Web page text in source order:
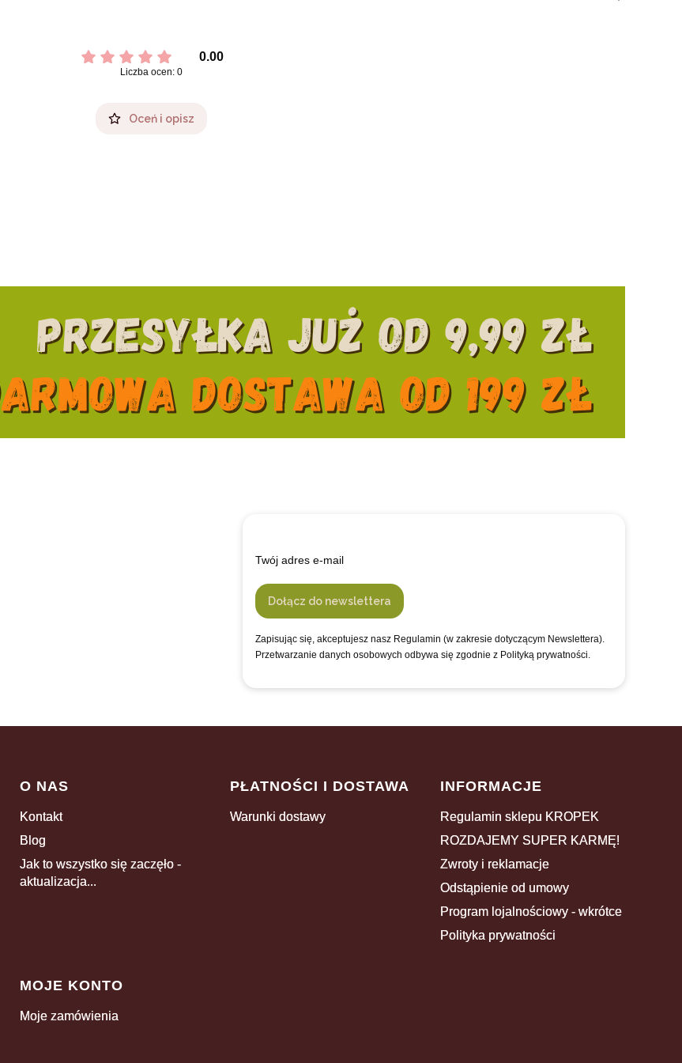
0.00
Liczba ocen: 0
Oceń i opisz
Twój adres e-mail
Dołącz do newslettera
Zapisując się, akceptujesz nasz Regulamin (w zakresie dotyczącym Newslettera).
Przetwarzanie danych osobowych odbywa się zgodnie z Polityką prywatności.
Linki w stopce
O NAS
Kontakt
Blog
Jak to wszystko się zaczęło -
aktualizacja...
PŁATNOŚCI I DOSTAWA
Warunki dostawy
INFORMACJE
Regulamin sklepu KROPEK
ROZDAJEMY SUPER KARMĘ!
Zwroty i reklamacje
Odstąpienie od umowy
Program lojalnościowy - wkrótce
Polityka prywatności
MOJE KONTO
Moje zamówienia